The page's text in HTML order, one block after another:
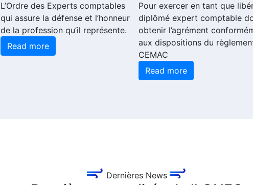
L’Ordre des Experts comptables
qui assure la défense et l’honneur
de la profession qu’il représente.
Read more
Pour exercer en tant que
diplômé expert comptable
obtenir l’agrément
aux dispositions du
CEMAC
Read more
Dernières News